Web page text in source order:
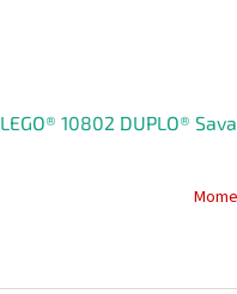
LEGO® 10802 DUPLO®